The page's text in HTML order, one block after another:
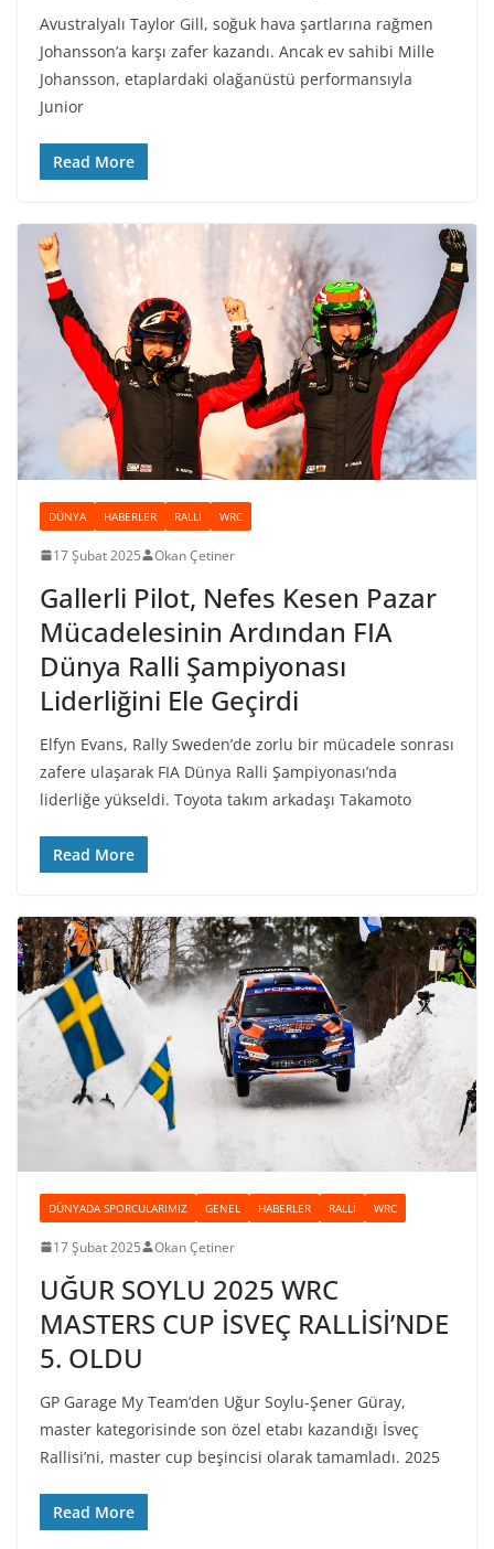
Avustralyalı Taylor Gill, soğuk hava şartlarına rağmen
Johansson’a karşı zafer kazandı. Ancak ev sahibi Mille
Johansson, etaplardaki olağanüstü performansıyla
Junior
Read More
DÜNYA HABERLER RALLI WRC
17 Şubat 2025 Okan Çetiner
Gallerli Pilot, Nefes Kesen Pazar
Mücadelesinin Ardından FIA
Dünya Ralli Şampiyonası
Liderliğini Ele Geçirdi
Elfyn Evans, Rally Sweden’de zorlu bir mücadele sonrası
zafere ulaşarak FIA Dünya Ralli Şampiyonası’nda
liderliğe yükseldi. Toyota takım arkadaşı Takamoto
Read More
DÜNYADA SPORCULARIMIZ GENEL HABERLER RALLI WRC
17 Şubat 2025 Okan Çetiner
UĞUR SOYLU 2025 WRC
MASTERS CUP İSVEÇ RALLİSİ’NDE
5. OLDU
GP Garage My Team’den Uğur Soylu-Şener Güray,
master kategorisinde son özel etabı kazandığı İsveç
Rallisi’ni, master cup beşincisi olarak tamamladı. 2025
Read More